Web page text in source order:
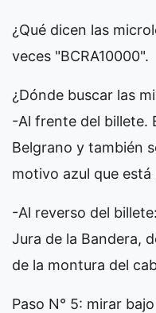
¿Qué dicen las
veces "BCRA10000".
¿Dónde buscar las
-Al frente del billete.
Belgrano y también
motivo azul que está
-Al reverso del
Jura de la Bandera,
de la montura del
Paso N° 5: mirar